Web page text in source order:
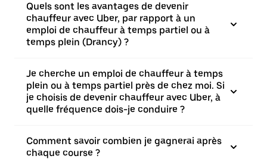
Quels sont les avantages de devenir
chauffeur avec Uber, par rapport à un
emploi de chauffeur à temps partiel ou à
temps plein (Drancy) ?
Je cherche un emploi de chauffeur à temps
plein ou à temps partiel près de chez moi. Si
je choisis de devenir chauffeur avec Uber, à
quelle fréquence dois-je conduire ?
Comment savoir combien je gagnerai après
chaque course ?